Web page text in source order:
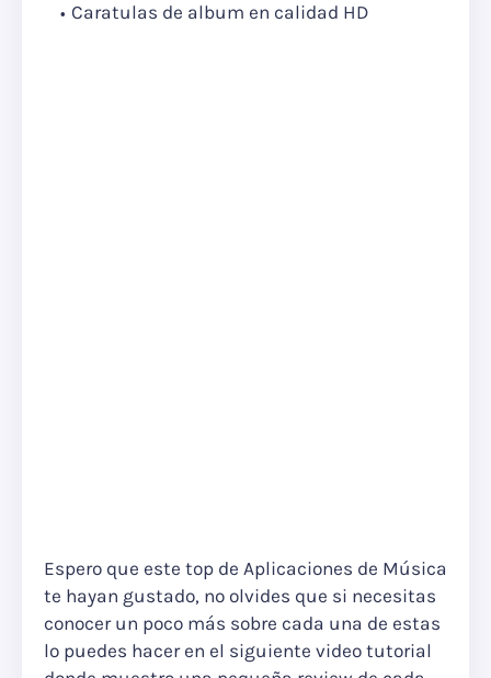
Caratulas de album en calidad HD
Espero que este top de Aplicaciones de Música
te hayan gustado, no olvides que si necesitas
conocer un poco más sobre cada una de estas
lo puedes hacer en el siguiente video tutorial